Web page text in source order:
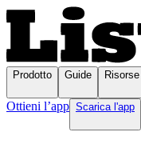
Prodotto Guide Risorse
Ottieni l’app Scarica l'app